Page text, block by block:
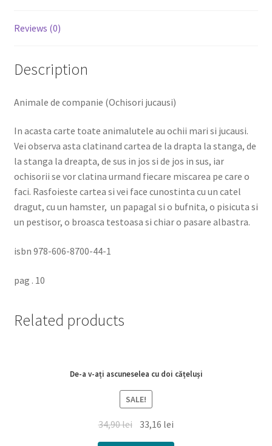
Reviews (0)
Description
Animale de companie (Ochisori jucausi)
In acasta carte toate animalutele au ochii mari si jucausi.
Vei observa asta clatinand cartea de la drapta la stanga, de
la stanga la dreapta, de sus in jos si de jos in sus, iar
ochisorii se vor clatina urmand fiecare miscarea pe care o
faci. Rasfoieste cartea si vei face cunostinta cu un catel
dragut, cu un hamster, un papagal si o bufnita, o pisicuta si
un pestisor, o broasca testoasa si chiar o pasare albastra.
isbn 978-606-8700-44-1
pag . 10
Related products
De-a v-ați ascuneselea cu doi cățeluși
SALE!
34,90lei 33,16 lei